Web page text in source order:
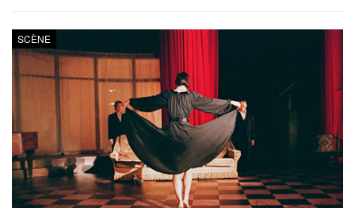
SCÈNE